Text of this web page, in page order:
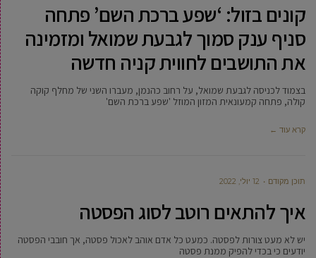
קונים בזול: ‘שפע ברכת השם’ פתחה
סניף ענק סמוך לגבעת שמואל ומזמינה
את התושבים לחווית קניה חדשה
בצמוד לכניסה לגבעת שמואל, על רחוב כהנמן, מעברו השני של מחלף קוקה
קולה, פתחה קמעונאית המזון המוזל 'שפע ברכת השם'
קרא עוד ←
תוכן מקודם 12 יולי, 2022
איך להתאים רוטב לסוג הפסטה
יש לא מעט צורות לפסטה. כמעט כל אדם אוהב לאכול פסטה, אך חובבי הפסטה
יודעים כי בכדי להפיק ממנת פסטה